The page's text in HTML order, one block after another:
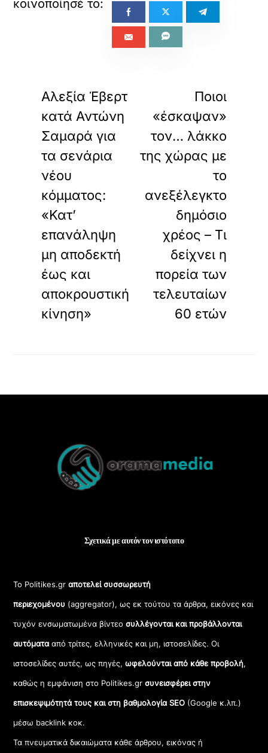
Αλεξία Έβερτ
κατά Αντώνη
Σαμαρά για
τα σενάρια
νέου
κόμματος:
«Κατ’
επανάληψη
μη αποδεκτή
έως και
αποκρουστική
κίνηση»
Ποιοι
«έσκαψαν»
τον… λάκκο
της χώρας με
το
ανεξέλεγκτο
δημόσιο
χρέος – Τι
δείχνει η
πορεία των
τελευταίων
60 ετών
Top
Σχετικά με αυτόν τον ιστότοπο
Το Politikes.grαποτελεί συσσωρευτή
περιεχομένου (aggregator), ως εκ τούτου τα άρθρα, εικόνες και
τυχόν ενσωματωμένα βίντεοσυλλέγονται και προβάλλονται
αυτόματααπό τρίτες, ελληνικές και μη, ιστοσελίδες. Οι
ιστοσελίδες αυτές, ως πηγές,ωφελούνται από κάθε προβολή,
καθώς η εμφάνιση στο Politikes.gr συνεισφέρει στην
επισκεψιμότητά τους και στη βαθμολογία SEO (Google κ.λπ.)
μέσω backlink κοκ.
Τα πνευματικά δικαιώματα κάθε άρθρου, εικόνας ή